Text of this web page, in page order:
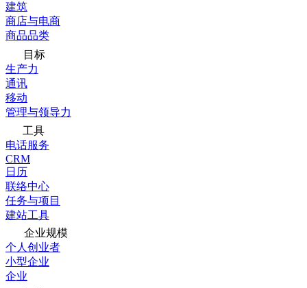
建筑
商店与电商
商品品类
目标
生产力
通讯
移动
管理与领导力
工具
电话服务
CRM
日历
联络中心
任务与项目
建站工具
企业规模
个人创业者
小型企业
企业